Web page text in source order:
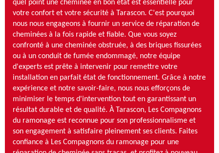
quel point une cheminée en bon état est essentielle pour
votre confort et votre sécurité à Tarascon. C'est pourquoi
nous nous engageons à fournir un service de réparation de
cheminées à la fois rapide et fiable. Que vous soyez
confronté à une cheminée obstruée, à des briques fissurées
ou à un conduit de fumée endommagé, notre équipe
d'experts est prête à intervenir pour remettre votre
installation en parfait état de fonctionnement. Grâce à notre
expérience et notre savoir-faire, nous nous efforçons de
minimiser le temps d'intervention tout en garantissant un
résultat durable et de qualité. À Tarascon, Les Compagnons
du ramonage est reconnue pour son professionnalisme et
son engagement à satisfaire pleinement ses clients. Faites
confiance à Les Compagnons du ramonage pour une